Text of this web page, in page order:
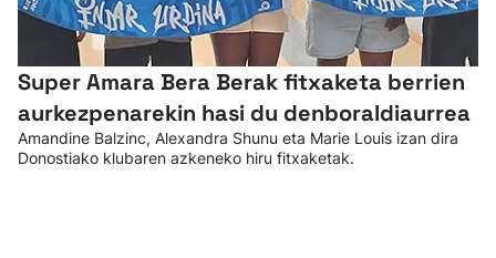
Super Amara Bera Berak fitxaketa berrien
aurkezpenarekin hasi du denboraldiaurrea
Amandine Balzinc, Alexandra Shunu eta Marie Louis izan dira
Donostiako klubaren azkeneko hiru fitxaketak.